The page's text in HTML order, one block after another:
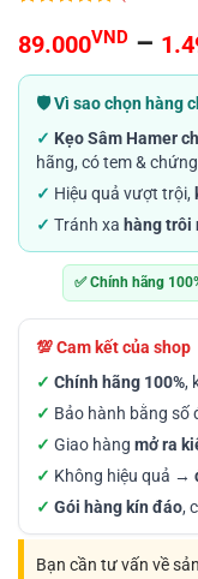
dựa trên
89.000VND –
🛡️ Vì sao chọn hàng
✓ Kẹo Sâm Hamer
hãng, có tem &
✓ Hiệu quả vượt trội,
✓ Tránh xa hàng trôi
✅ Chính hãng
💯 Cam kết của shop
✓ Chính hãng 100%,
✓ Bảo hành bằng số
✓ Giao hàng mở ra
✓ Không hiệu quả →
✓ Gói hàng kín đáo,
Bạn cần tư vấn về